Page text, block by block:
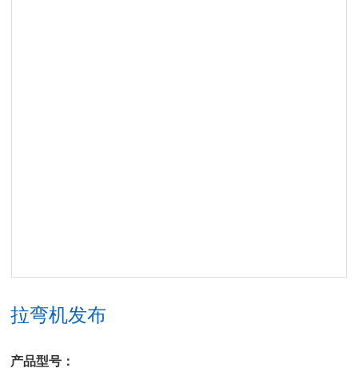
拉弯机发布
产品型号：